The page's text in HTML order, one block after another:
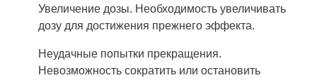
Увеличение дозы. Необходимость увеличивать
дозу для достижения прежнего эффекта.
Неудачные попытки прекращения.
Невозможность сократить или остановить